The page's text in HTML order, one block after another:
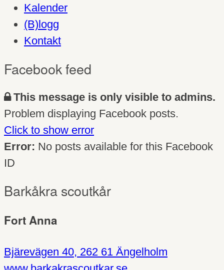
Kalender
(B)logg
Kontakt
Facebook feed
This message is only visible to admins.
Problem displaying Facebook posts.
Click to show error
Error: No posts available for this Facebook
ID
Barkåkra scoutkår
Fort Anna
Bjärevägen 40, 262 61 Ängelholm